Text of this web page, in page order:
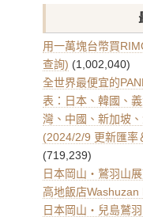
章
整
用一萬塊台幣買
查詢) (1,002,040)
全世界最便宜的
表：日本、韓國、
灣、中國、新加坡
(2024/2/9 更新匯率
(719,239)
日本岡山・鷲羽山
高地飯店
日本岡山・兒島鷲